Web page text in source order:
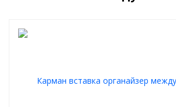
Основные преимущества
Сумка-саквояж надолго сохранит